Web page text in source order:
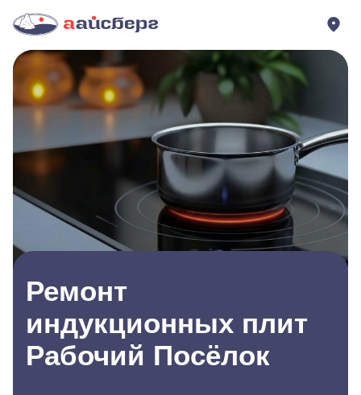
Ремонт
индукционных плит
Рабочий Посёлок